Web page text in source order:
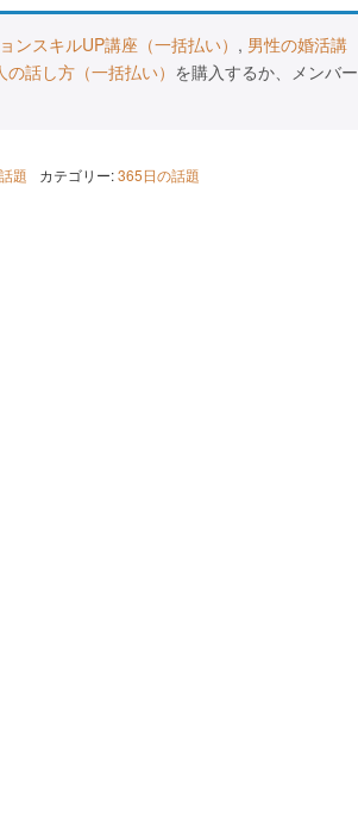
ンスキルUP講座（一括払い） , 男性の婚活講
話し方（一括払い） を購入するか、メンバー
題 カテゴリー:365日の話題